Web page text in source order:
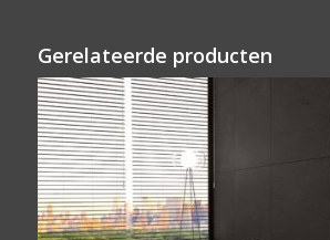
Gerelateerde producten